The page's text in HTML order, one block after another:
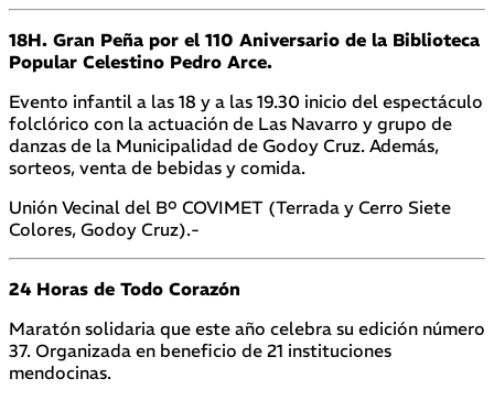
18H. Gran Peña por el 110 Aniversario de la Biblioteca
Popular Celestino Pedro Arce.
Evento infantil a las 18 y a las 19.30 inicio del espectáculo
folclórico con la actuación de Las Navarro y grupo de
danzas de la Municipalidad de Godoy Cruz. Además,
sorteos, venta de bebidas y comida.
Unión Vecinal del Bº COVIMET (Terrada y Cerro Siete
Colores, Godoy Cruz).-
24 Horas de Todo Corazón
Maratón solidaria que este año celebra su edición número
37. Organizada en beneficio de 21 instituciones
mendocinas.